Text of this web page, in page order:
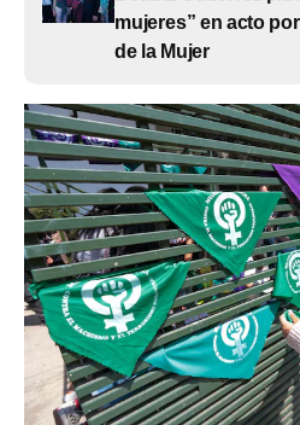
mujeres” en acto
de la Mujer